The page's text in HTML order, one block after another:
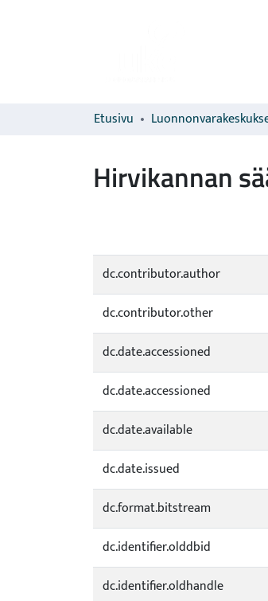
Etusivu
Hirvikannan
dc.contributor.author
dc.contributor.other
dc.date.accessioned
dc.date.accessioned
dc.date.available
dc.date.issued
dc.format.bitstream
dc.identifier.olddbid
dc.identifier.oldhandle